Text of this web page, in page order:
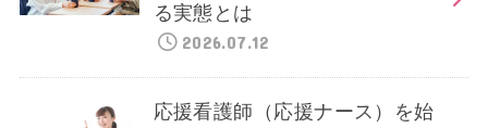
る実態とは
2026.07.12
応援看護師（応援ナース）を始